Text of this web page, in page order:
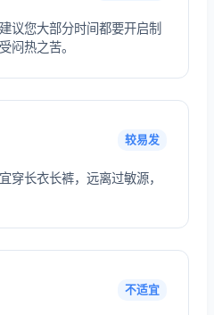
议您大部分时间都要开启制
闷热之苦。
较易发
穿长衣长裤，远离过敏源，
不适宜